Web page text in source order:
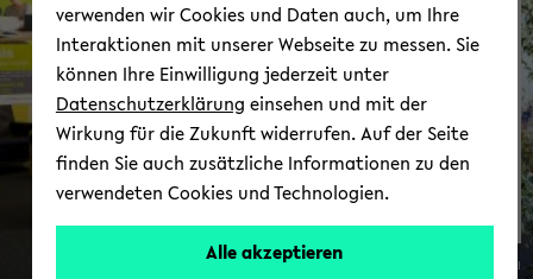
Sons­ti­ge Sprach­zer­ti­fi­ka­
te
<img
Peter Pres­tel
verwenden wir Cookies und Daten auch, um Ihre
Interaktionen mit unserer Webseite zu messen. Sie
können Ihre Einwilligung jederzeit unter
Datenschutzerklärung einsehen und mit der
Wirkung für die Zukunft widerrufen. Auf der Seite
finden Sie auch zusätzliche Informationen zu den
verwendeten Cookies und Technologien.
Alle akzeptieren